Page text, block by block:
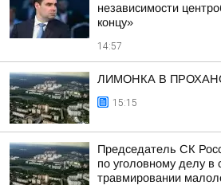
независимости
концу»
14:57
ЛИМОНКА В
15:15
Председатель СК
по уголовному делу
травмировании